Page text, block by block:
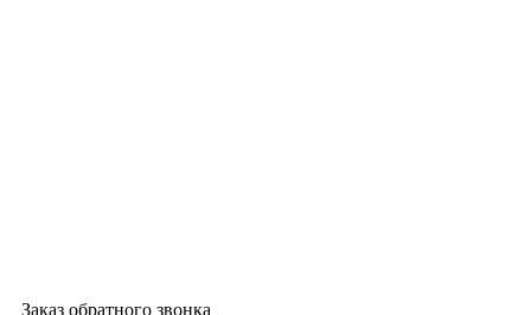
Заказ обратного звонка